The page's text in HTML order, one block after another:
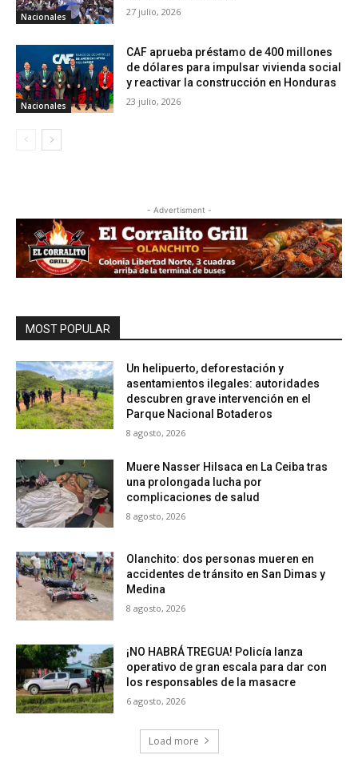
Nacionales 27 julio, 2026
Nacionales
CAF aprueba préstamo de 400 millones
de dólares para impulsar vivienda social
y reactivar la construcción en Honduras
23 julio, 2026
- Advertisment -
MOST POPULAR
Un helipuerto, deforestación y
asentamientos ilegales: autoridades
descubren grave intervención en el
Parque Nacional Botaderos
8 agosto, 2026
Muere Nasser Hilsaca en La Ceiba tras
una prolongada lucha por
complicaciones de salud
8 agosto, 2026
Olanchito: dos personas mueren en
accidentes de tránsito en San Dimas y
Medina
8 agosto, 2026
¡NO HABRÁ TREGUA! Policía lanza
operativo de gran escala para dar con
los responsables de la masacre
6 agosto, 2026
Load more